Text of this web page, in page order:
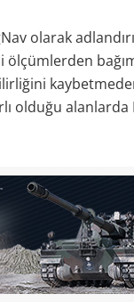
olarak
olduğu